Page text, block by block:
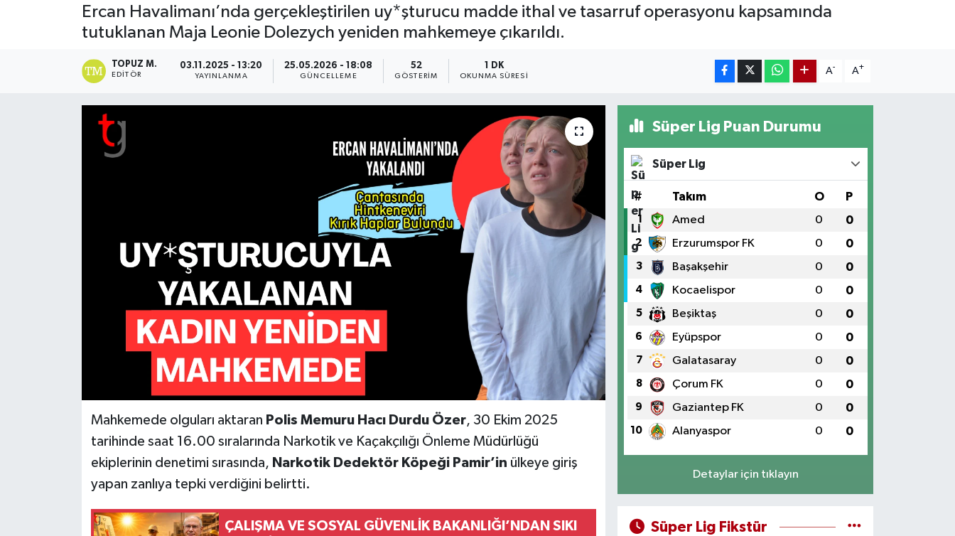
Ercan Havalimanı’nda gerçekleştirilen uy*şturucu madde ithal ve tasarruf operasyonu kapsamında
tutuklanan Maja Leonie Dolezych yeniden mahkemeye çıkarıldı.
TOPUZ M.
EDITÖR
03.11.2025 - 13:20
YAYINLANMA
25.05.2026 - 18:08
GÜNCELLEME
52
GÖSTERIM
1 DK
OKUNMA SÜRESI
A- A+
Mahkemede olguları aktaran Polis Memuru Hacı Durdu Özer, 30 Ekim 2025
tarihinde saat 16.00 sıralarında Narkotik ve Kaçakçılığı Önleme Müdürlüğü
ekiplerinin denetimi sırasında, Narkotik Dedektör Köpeği Pamir’in ülkeye giriş
yapan zanlıya tepki verdiğini belirtti.
ÇALIŞMA VE SOSYAL GÜVENLİK BAKANLIĞI’NDAN SIKI
Süper Lig Puan Durumu
Süper Lig
# Takım O P
1 Amed 0 0
2 Erzurumspor FK 0 0
3 Başakşehir 0 0
4 Kocaelispor 0 0
5 Beşiktaş 0 0
6 Eyüpspor 0 0
7 Galatasaray 0 0
8 Çorum FK 0 0
9 Gaziantep FK 0 0
10 Alanyaspor 0 0
Detaylar için tıklayın
Süper Lig Fikstür
TEKNOLOJİ
Haber Arşivi